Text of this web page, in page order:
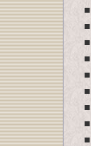
■
■
■
■
■
■
■
■
■